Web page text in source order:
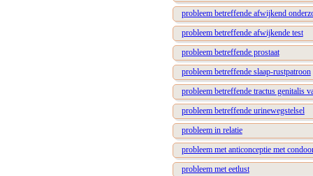
probleem betreffende afwijkend
probleem betreffende afwijkende test
probleem betreffende prostaat
probleem betreffende slaap-rustpatroon
probleem betreffende tractus genitalis
probleem betreffende urinewegstelsel
probleem in relatie
probleem met anticonceptie met
probleem met eetlust